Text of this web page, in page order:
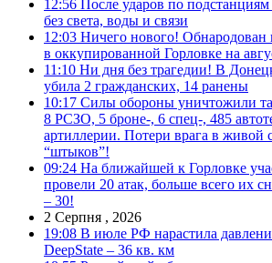
12:56 После ударов по
без света, воды и связи
12:03 Ничего нового! Обнародован
в оккупированной Горловке на
11:10 Ни дня без трагедии! В
убила 2 гражданских, 14 ранены
10:17 Силы обороны уничтожили
8 РСЗО, 5 броне-, 6 спец-, 485
артиллерии. Потери врага в живой
“штыков”!
09:24 На ближайшей к Горловке
провели 20 атак, больше всего их
– 30!
2 Серпня , 2026
19:08 В июле РФ нарастила
DeepState – 36 кв. км